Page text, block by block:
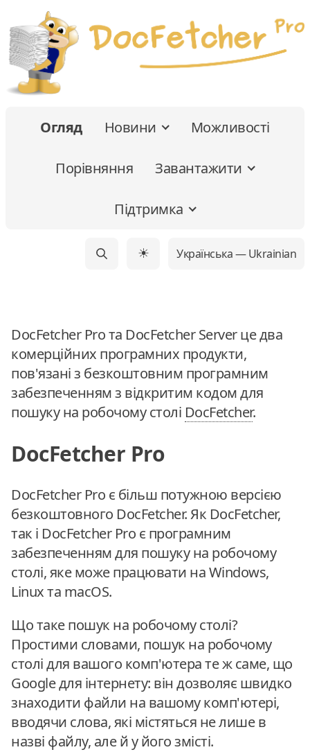
Огляд Новини Можливості
Порівняння Завантажити
Підтримка
☀ Українська — Ukrainian
DocFetcher Pro та DocFetcher Server це два
комерційних програмних продукти,
пов'язані з безкоштовним програмним
забезпеченням з відкритим кодом для
пошуку на робочому столі DocFetcher.
DocFetcher Pro
DocFetcher Pro є більш потужною версією
безкоштовного DocFetcher. Як DocFetcher,
так і DocFetcher Pro є програмним
забезпеченням для пошуку на робочому
столі, яке може працювати на Windows,
Linux та macOS.
Що таке пошук на робочому столі?
Простими словами, пошук на робочому
столі для вашого комп'ютера те ж саме, що
Google для інтернету: він дозволяє швидко
знаходити файли на вашому комп'ютері,
вводячи слова, які містяться не лише в
назві файлу, але й у його змісті.